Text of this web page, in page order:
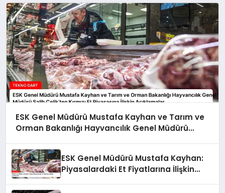
ESK Genel Müdürü Mustafa Kayhan ve Tarım ve
Orman Bakanlığı Hayvancılık Genel Müdürü
Açıklamalar
ESK Genel Müdürü Mustafa Kayhan:
Piyasalardaki Et Fiyatlarına İlişkin